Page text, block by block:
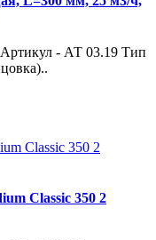
- АТ 03.19 Тип
Classic 350 2